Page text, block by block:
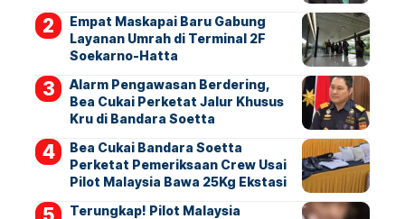
Empat Maskapai Baru Gabung
Layanan Umrah di Terminal 2F
Soekarno-Hatta
Alarm Pengawasan Berdering,
Bea Cukai Perketat Jalur Khusus
Kru di Bandara Soetta
Bea Cukai Bandara Soetta
Perketat Pemeriksaan Crew Usai
Pilot Malaysia Bawa 25Kg Ekstasi
Terungkap! Pilot Malaysia